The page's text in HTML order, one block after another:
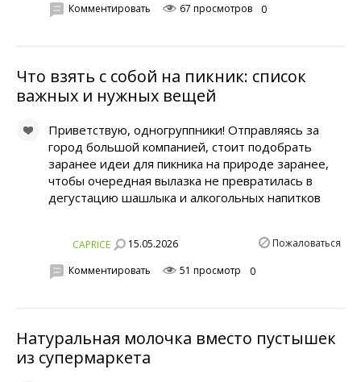
Комментировать 67 просмотров 0
Что взять с собой на пикник: список
важных и нужных вещей
Приветствую, одногруппники! Отправляясь за
город большой компанией, стоит подобрать
заранее идеи для пикника на природе заранее,
чтобы очередная вылазка не превратилась в
дегустацию шашлыка и алкогольных напитков
CAPRICE 15.05.2026 Пожаловаться
Комментировать 51 просмотр 0
Натуральная молочка вместо пустышек
из супермаркета